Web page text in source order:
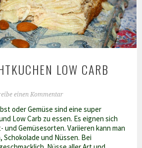
LOW CARB
einen Kommentar
oder Gemüse sind eine super
Low Carb zu essen. Es eignen sich
und Gemüsesorten. Variieren kann man
und Nüssen. Bei